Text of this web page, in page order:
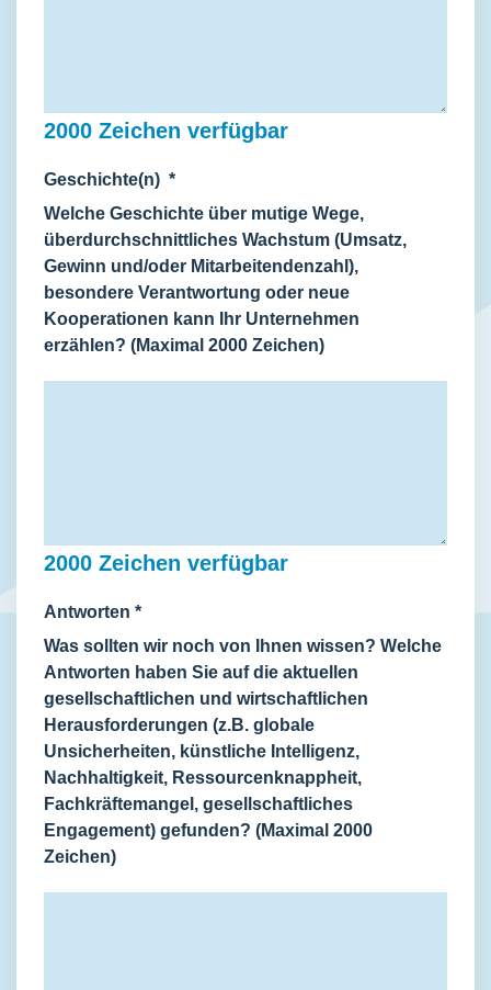
2000 Zeichen verfügbar
Geschichte(n) *
Welche Geschichte über mutige Wege,
überdurchschnittliches Wachstum (Umsatz,
Gewinn und/oder Mitarbeitendenzahl),
besondere Verantwortung oder neue
Kooperationen kann Ihr Unternehmen
erzählen? (Maximal 2000 Zeichen)
2000 Zeichen verfügbar
Antworten *
Was sollten wir noch von Ihnen wissen? Welche
Antworten haben Sie auf die aktuellen
gesellschaftlichen und wirtschaftlichen
Herausforderungen (z.B. globale
Unsicherheiten, künstliche Intelligenz,
Nachhaltigkeit, Ressourcenknappheit,
Fachkräftemangel, gesellschaftliches
Engagement) gefunden? (Maximal 2000
Zeichen)